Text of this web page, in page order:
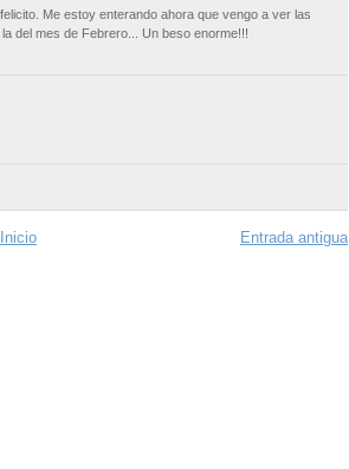
Me estoy enterando ahora que vengo a ver las
del mes de Febrero... Un beso enorme!!!
Entrada antigua
Inicio